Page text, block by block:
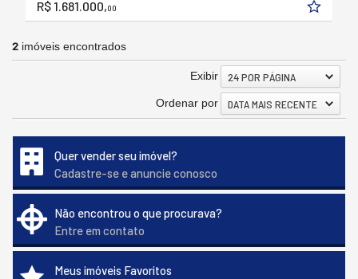
R$ 1.681.000,00
2 imóveis encontrados
Exibir 24 POR PÁGINA
Ordenar por DATA MAIS RECENTE
Quer vender seu imóvel?
Cadastre-se e anuncie conosco
Não encontrou o que procurava?
Entre em contato
Meus imóveis Favoritos